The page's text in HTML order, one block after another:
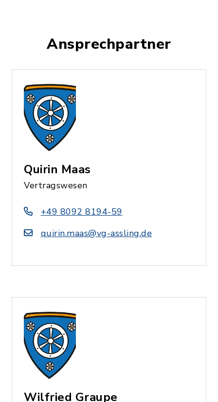
Ansprechpartner
Quirin Maas
Vertragswesen
+49 8092 8194-59
quirin.maas@vg-assling.de
Wilfried Graupe